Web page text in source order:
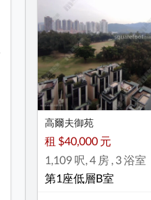
高爾夫御苑
租 $40,000 元
1,109 呎, 4 房 , 3 浴室
第1座低層B室